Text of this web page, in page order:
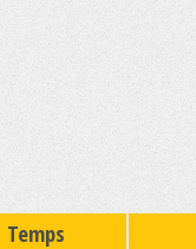
Temps